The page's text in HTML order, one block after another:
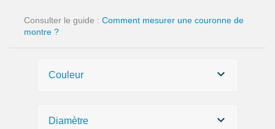
couronne répond ainsi à des critères de précision, de confort
d'utilisation et aussi de résistance.
waterproof
passage critique. Pour cela, plusieurs techniques sont mises en
Consulter le guide : Comment mesurer une couronne de
montre ?
Couleur
Diamètre